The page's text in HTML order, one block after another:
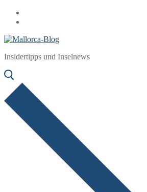
Zum
Inhalt
Menü
Schließen
Insidertipps und Inselnews